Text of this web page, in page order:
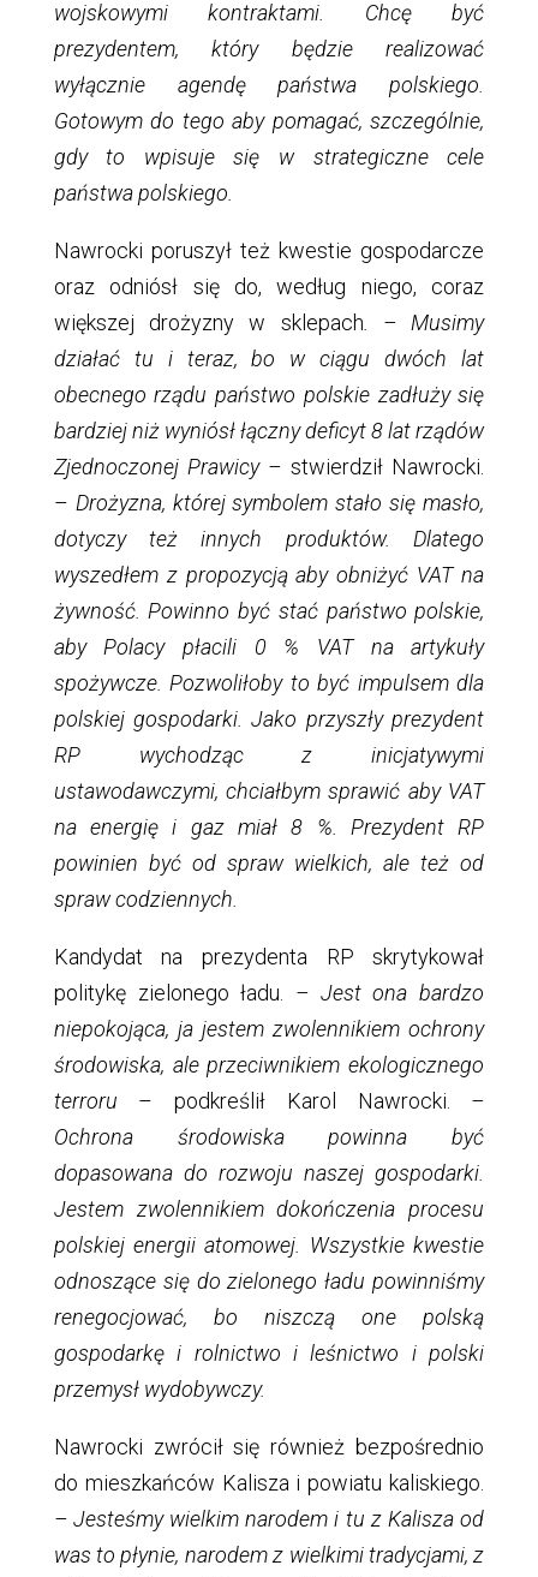
wojskowymi kontraktami. Chcę być
prezydentem, który będzie realizować
wyłącznie agendę państwa polskiego.
Gotowym do tego aby pomagać, szczególnie,
gdy to wpisuje się w strategiczne cele
państwa polskiego.
Nawrocki poruszył też kwestie gospodarcze
oraz odniósł się do, według niego, coraz
większej drożyzny w sklepach . – Musimy
działać tu i teraz, bo w ciągu dwóch lat
obecnego rządu państwo polskie zadłuży się
bardziej niż wyniósł łączny deficyt 8 lat rządów
Zjednoczonej Prawicy – stwierdził Nawrocki.
– Drożyzna, której symbolem stało się masło,
dotyczy też innych produktów. Dlatego
wyszedłem z propozycją aby obniżyć VAT na
żywność. Powinno być stać państwo polskie,
aby Polacy płacili 0 % VAT na artykuły
spożywcze. Pozwoliłoby to być impulsem dla
polskiej gospodarki. Jako przyszły prezydent
RP wychodząc z inicjatywymi
ustawodawczymi, chciałbym sprawić aby VAT
na energię i gaz miał 8 %. Prezydent RP
powinien być od spraw wielkich, ale też od
spraw codziennych.
Kandydat na prezydenta RP skrytykował
politykę zielonego ładu. – Jest ona bardzo
niepokojąca, ja jestem zwolennikiem ochrony
środowiska, ale przeciwnikiem ekologicznego
terroru – podkreślił Karol Nawrocki. –
Ochrona środowiska powinna być
dopasowana do rozwoju naszej gospodarki.
Jestem zwolennikiem dokończenia procesu
polskiej energii atomowej. Wszystkie kwestie
odnoszące się do zielonego ładu powinniśmy
renegocjować, bo niszczą one polską
gospodarkę i rolnictwo i leśnictwo i polski
przemysł wydobywczy.
Nawrocki zwrócił się również bezpośrednio
do mieszkańców Kalisza i powiatu kaliskiego.
– Jesteśmy wielkim narodem i tu z Kalisza od
was to płynie, narodem z wielkimi tradycjami, z